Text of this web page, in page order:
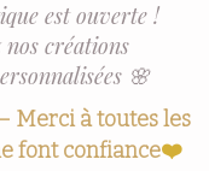
est ouverte !
créations
🌸
Merci à toutes les
font confiance❤️